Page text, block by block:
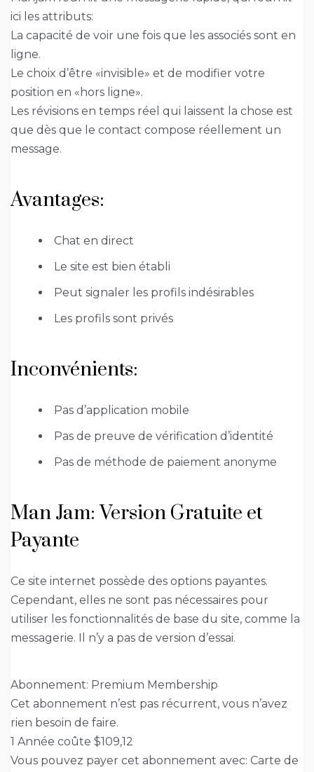
ici les attributs:
La capacité de voir une fois que les associés sont en
ligne.
Le choix d’être «invisible» et de modifier votre
position en «hors ligne».
Les révisions en temps réel qui laissent la chose est
que dès que le contact compose réellement un
message.
Avantages:
Chat en direct
Le site est bien établi
Peut signaler les profils indésirables
Les profils sont privés
Inconvénients:
Pas d’application mobile
Pas de preuve de vérification d’identité
Pas de méthode de paiement anonyme
Man Jam: Version Gratuite et
Payante
Ce site internet possède des options payantes.
Cependant, elles ne sont pas nécessaires pour
utiliser les fonctionnalités de base du site, comme la
messagerie. Il n’y a pas de version d’essai.
Abonnement: Premium Membership
Cet abonnement n’est pas récurrent, vous n’avez
rien besoin de faire.
1 Année coûte $109,12
Vous pouvez payer cet abonnement avec: Carte de